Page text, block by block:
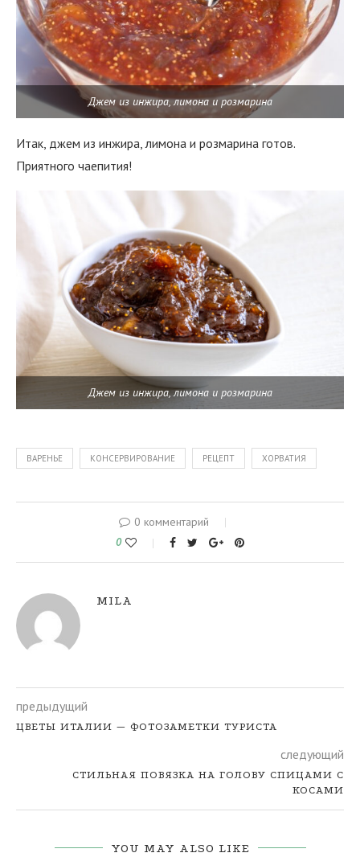
Джем из инжира, лимона и розмарина
Итак, джем из инжира, лимона и розмарина готов.
Приятного чаепития!
Джем из инжира, лимона и розмарина
ВАРЕНЬЕ КОНСЕРВИРОВАНИЕ РЕЦЕПТ ХОРВАТИЯ
0 комментарий
0
MILA
предыдущий
ЦВЕТЫ ИТАЛИИ — ФОТОЗАМЕТКИ ТУРИСТА
следующий
СТИЛЬНАЯ ПОВЯЗКА НА ГОЛОВУ СПИЦАМИ С
КОСАМИ
YOU MAY ALSO LIKE